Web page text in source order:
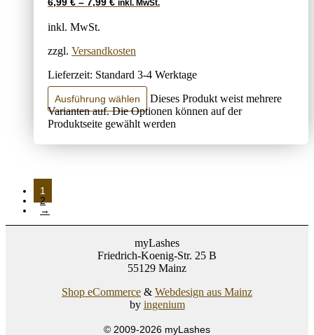
inkl. MwSt.
inkl. MwSt.
zzgl. Versandkosten
Lieferzeit: Standard 3-4 Werktage
Ausführung wählen
Dieses Produkt weist mehrere
Varianten auf. Die Optionen können auf der
Produktseite gewählt werden
1
2
→
myLashes
Friedrich-Koenig-Str. 25 B
55129 Mainz
Shop eCommerce & Webdesign aus Mainz
by ingenium
© 2009-2026 myLashes